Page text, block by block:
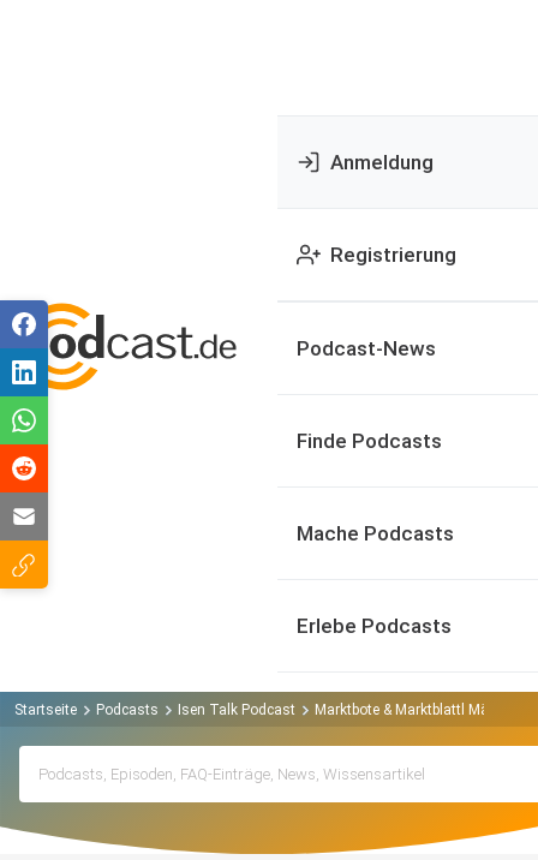
Anmeldung
Registrierung
Podcast-News
Finde Podcasts
Mache Podcasts
Erlebe Podcasts
Startseite Podcasts Isen Talk Podcast Marktbote & Marktblattl März 2026